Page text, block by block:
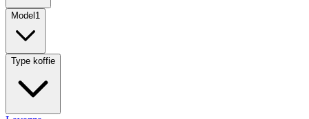
Model 1
Type koffie